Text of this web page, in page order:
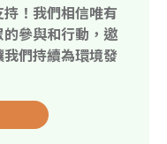
持！我們相信唯有
參與和行動，邀
們持續為環境發